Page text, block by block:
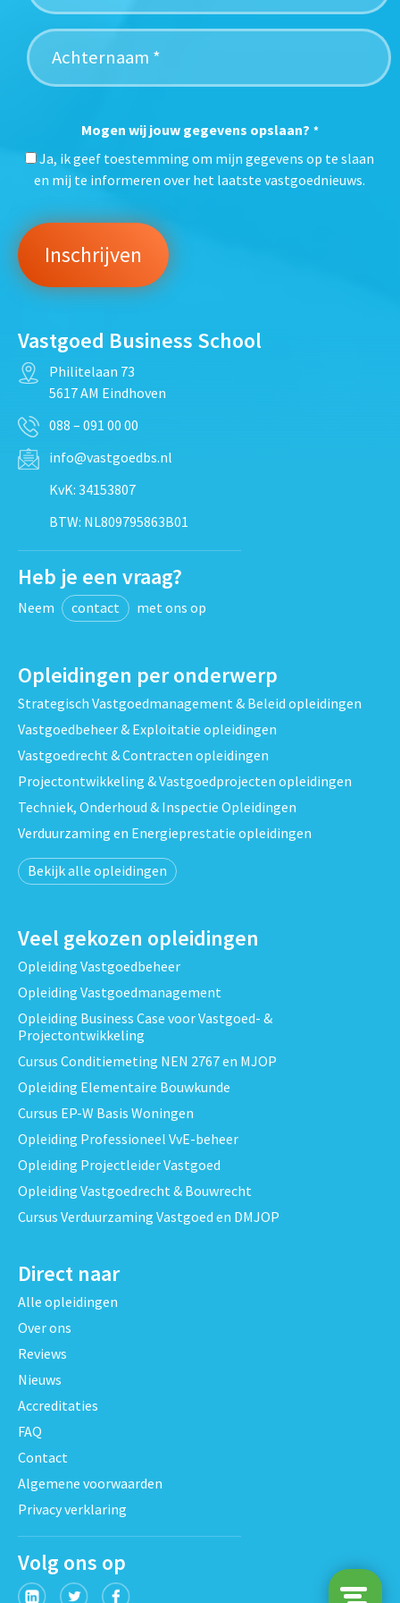
Mogen wij jouw gegevens opslaan? *
Ja, ik geef toestemming om mijn gegevens op te slaan
en mij te informeren over het laatste vastgoednieuws.
Vastgoed Business School
Philitelaan 73
5617 AM Eindhoven
088 – 091 00 00
info@vastgoedbs.nl
KvK: 34153807
BTW: NL809795863B01
Heb je een vraag?
Neem contact met ons op
Opleidingen per onderwerp
Strategisch Vastgoedmanagement & Beleid opleidingen
Vastgoedbeheer & Exploitatie opleidingen
Vastgoedrecht & Contracten opleidingen
Projectontwikkeling & Vastgoedprojecten opleidingen
Techniek, Onderhoud & Inspectie Opleidingen
Verduurzaming en Energieprestatie opleidingen
Bekijk alle opleidingen
Veel gekozen opleidingen
Opleiding Vastgoedbeheer
Opleiding Vastgoedmanagement
Opleiding Business Case voor Vastgoed- &
Projectontwikkeling
Cursus Conditiemeting NEN 2767 en MJOP
Opleiding Elementaire Bouwkunde
Cursus EP-W Basis Woningen
Opleiding Professioneel VvE-beheer
Opleiding Projectleider Vastgoed
Opleiding Vastgoedrecht & Bouwrecht
Cursus Verduurzaming Vastgoed en DMJOP
Direct naar
Alle opleidingen
Over ons
Reviews
Nieuws
Accreditaties
FAQ
Contact
Algemene voorwaarden
Privacy verklaring
Volg ons op